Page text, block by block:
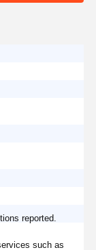
reported.
such as